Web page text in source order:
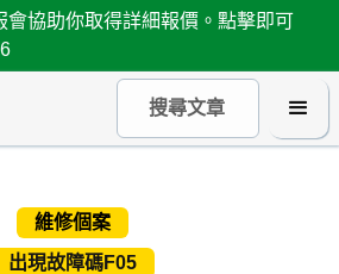
會協助你取得詳細報價。點擊即可
維修個案
出現故障碼F05